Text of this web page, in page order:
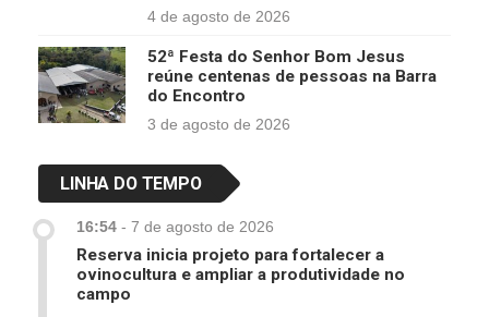
4 de agosto de 2026
52ª Festa do Senhor Bom Jesus
reúne centenas de pessoas na Barra
do Encontro
3 de agosto de 2026
LINHA DO TEMPO
16:54 - 7 de agosto de 2026
Reserva inicia projeto para fortalecer a
ovinocultura e ampliar a produtividade no
campo